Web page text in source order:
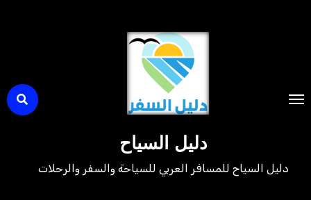
دليل السياح
دليل السياح للمسافر العربي للسياحة والسفر والرحلات